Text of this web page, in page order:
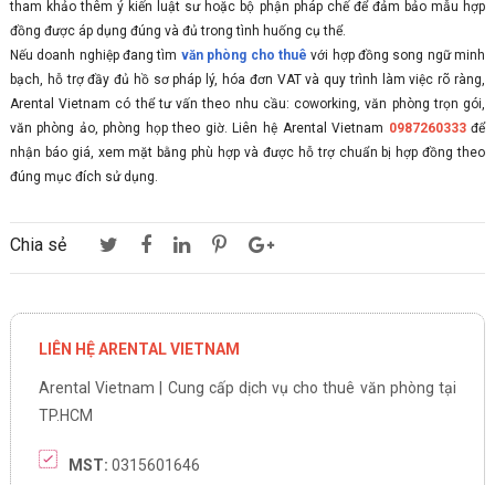
tham khảo thêm ý kiến luật sư hoặc bộ phận pháp chế để đảm bảo mẫu hợp
đồng được áp dụng đúng và đủ trong tình huống cụ thể.
Nếu doanh nghiệp đang tìm văn phòng cho thuê với hợp đồng song ngữ minh
bạch, hỗ trợ đầy đủ hồ sơ pháp lý, hóa đơn VAT và quy trình làm việc rõ ràng,
Arental Vietnam có thể tư vấn theo nhu cầu: coworking, văn phòng trọn gói,
văn phòng ảo, phòng họp theo giờ. Liên hệ Arental Vietnam 0987260333để
nhận báo giá, xem mặt bằng phù hợp và được hỗ trợ chuẩn bị hợp đồng theo
đúng mục đích sử dụng.
Chia sẻ
LIÊN HỆ ARENTAL VIETNAM
Arental Vietnam | Cung cấp dịch vụ cho thuê văn phòng tại
TP.HCM
MST: 0315601646